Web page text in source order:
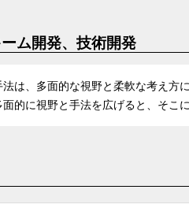
ム開発、技術開発
は、多面的な視野と柔軟な考え方
的に視野と手法を広げると、そ